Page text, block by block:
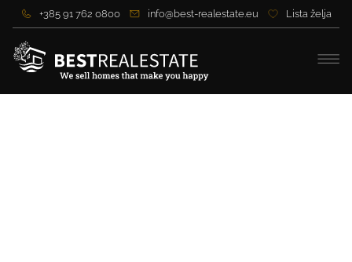
+385 91 762 0800 info@best-realestate.eu Lista želja